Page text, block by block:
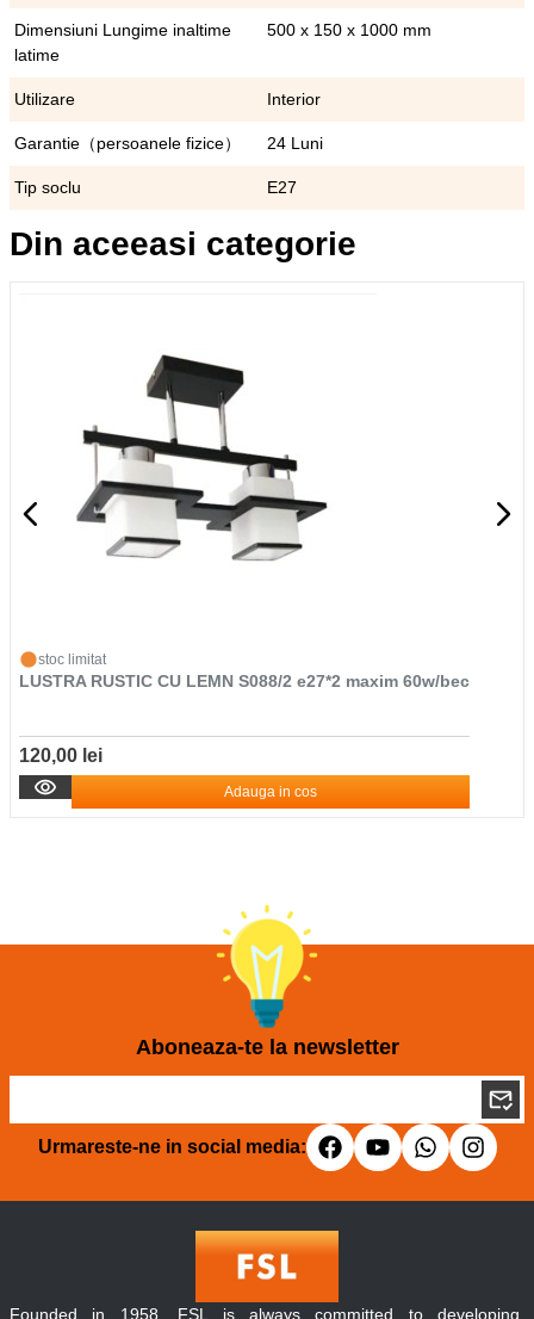
Dimensiuni Lungime inaltime
latime
500 x 150 x 1000 mm
Utilizare Interior
Garantie（persoanele fizice） 24 Luni
Tip soclu E27
Din aceeasi categorie
stoc limitat
LUSTRA RUSTIC CU LEMN S088/2 e27*2 maxim 60w/bec
120,00 lei
Adauga in cos
Aboneaza-te la newsletter
Urmareste-ne in social media:
Founded in 1958, FSL is always committed to developing,